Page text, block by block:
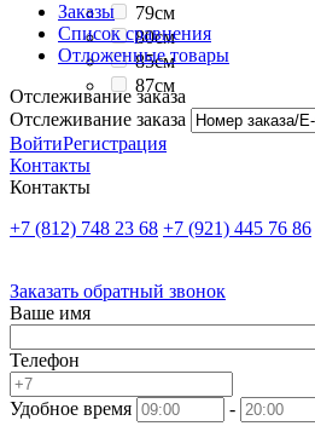
79см
80см
85см
87см
Заказы
Список сравнения
Отложенные товары
Отслеживание заказа
Отслеживание заказа
ВойтиРегистрация
Контакты
Контакты
+7 (812) 748 23 68 +7 (921) 445 76 86
Заказать обратный звонок
Ваше имя
Телефон
Удобное время
-